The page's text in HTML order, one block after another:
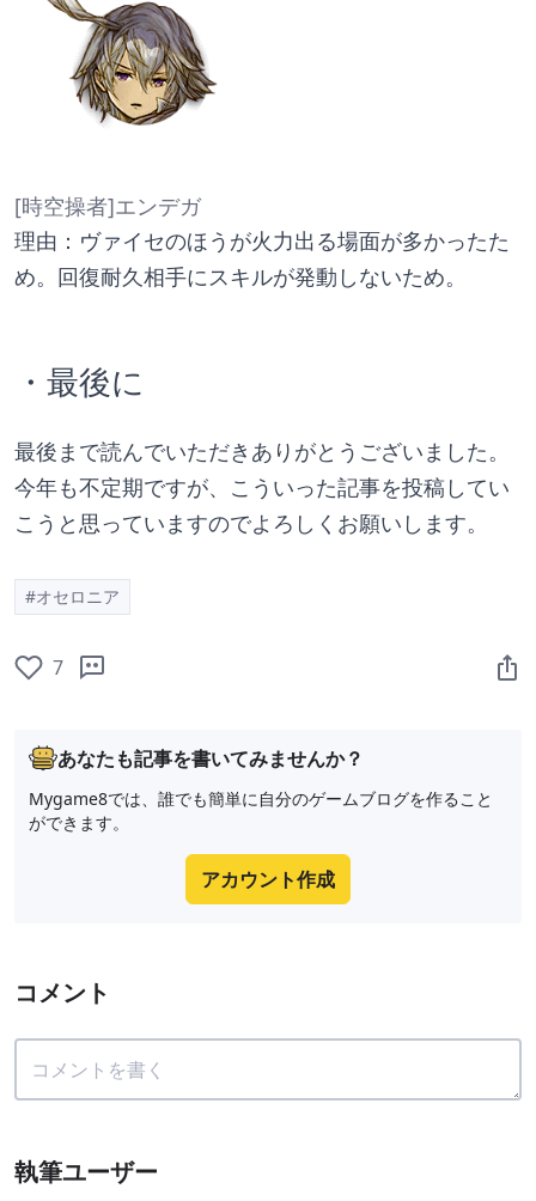
[時空操者]エンデガ
理由：ヴァイセのほうが火力出る場面が多かったた
め。回復耐久相手にスキルが発動しないため。
・最後に
最後まで読んでいただきありがとうございました。
今年も不定期ですが、こういった記事を投稿してい
こうと思っていますのでよろしくお願いします。
#オセロニア
7
あなたも記事を書いてみませんか？
Mygame8では、誰でも簡単に自分のゲームブログを作ること
ができます。
アカウント作成
コメント
執筆ユーザー